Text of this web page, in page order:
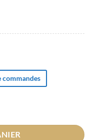
commandes